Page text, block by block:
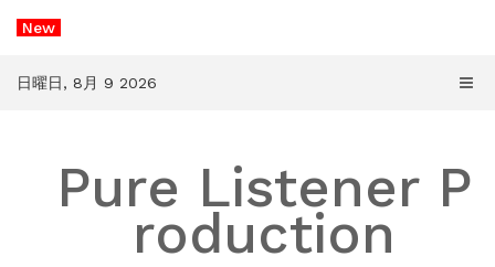
New
日曜日, 8月 9 2026
Pure Listener P
roduction